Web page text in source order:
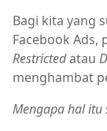
Bagi kita yang
Facebook Ads,
Restrictedatau
menghambat
Mengapa hal itu